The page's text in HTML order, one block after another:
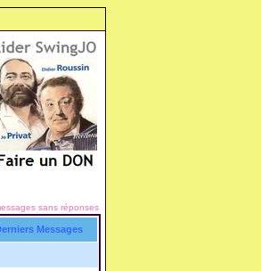
sans réponses
Messages